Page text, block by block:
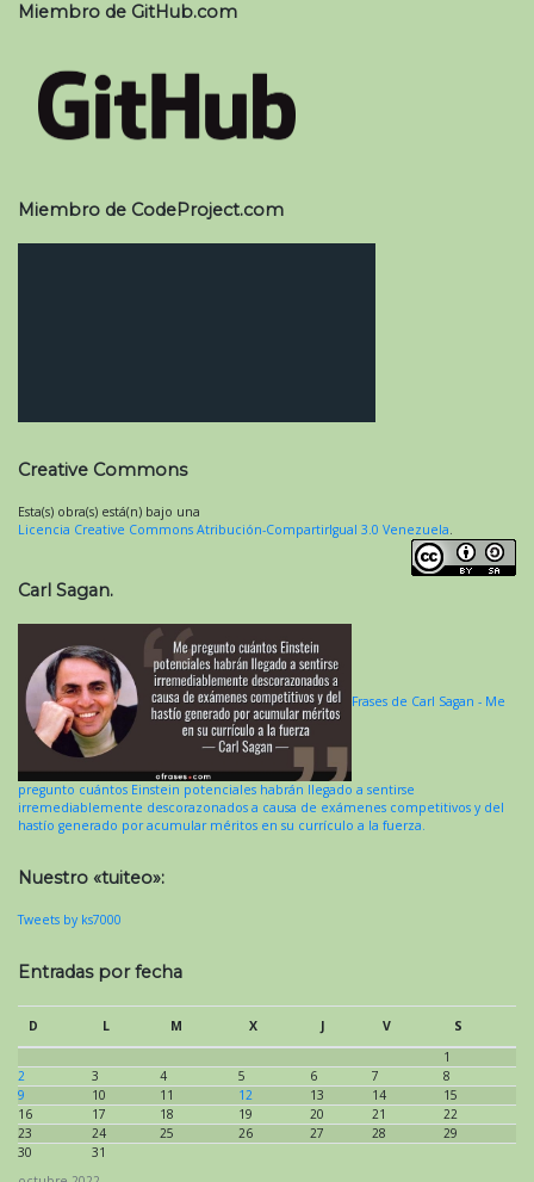
Miembro de GitHub.com
Miembro de CodeProject.com
Creative Commons
Esta(s) obra(s) está(n) bajo una
Licencia Creative Commons Atribución-CompartirIgual 3.0 Venezuela.
Carl Sagan.
Frases de Carl Sagan - Me
pregunto cuántos Einstein potenciales habrán llegado a sentirse
irremediablemente descorazonados a causa de exámenes competitivos y del
hastío generado por acumular méritos en su currículo a la fuerza.
Nuestro «tuiteo»:
Tweets by ks7000
Entradas por fecha
D L M X J V
S
1
2
3 4 5 6 7
8
9
10 11 12 13 14
15
16
17 18 19 20 21
22
23
24 25 26 27 28
29
30
31